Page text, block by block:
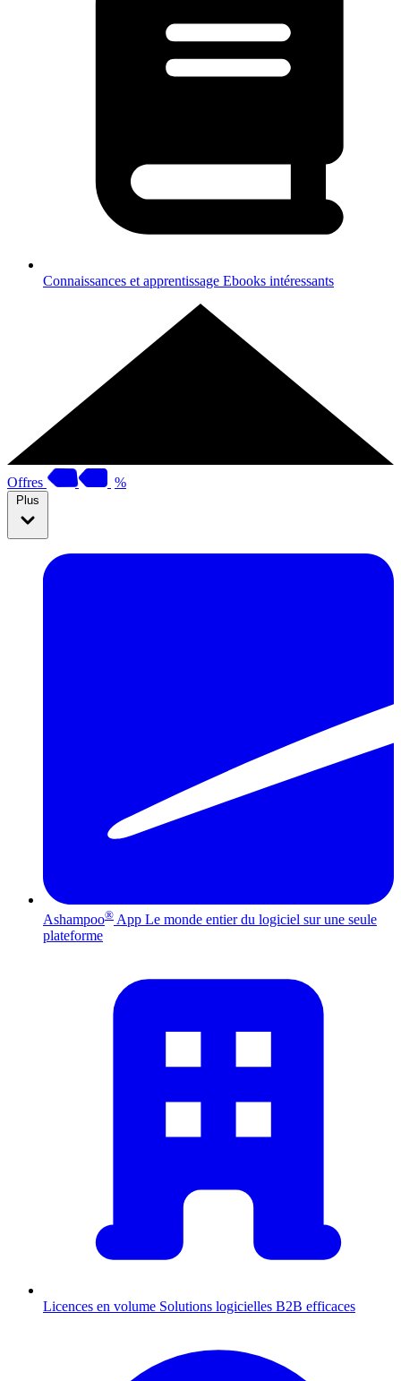
Connaissances et apprentissage Ebooks intéressants
Offres %
Plus
Ashampoo® App Le monde entier du logiciel sur une seule
plateforme
Licences en volume Solutions logicielles B2B efficaces